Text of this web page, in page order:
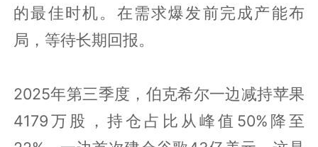
的最佳时机。在需求爆发前完成产能布
局，等待长期回报。
2025年第三季度，伯克希尔一边减持苹果
4179万股，持仓占比从峰值50%降至